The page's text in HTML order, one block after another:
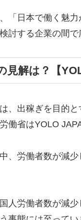
「日本で働く魅
討する企業の間で
見解は？【
、出稼ぎを目的
働省はYOLO
中、労働者数が減
人労働者数が減